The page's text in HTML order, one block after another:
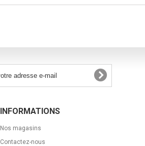
INFORMATIONS
Nos magasins
Contactez-nous